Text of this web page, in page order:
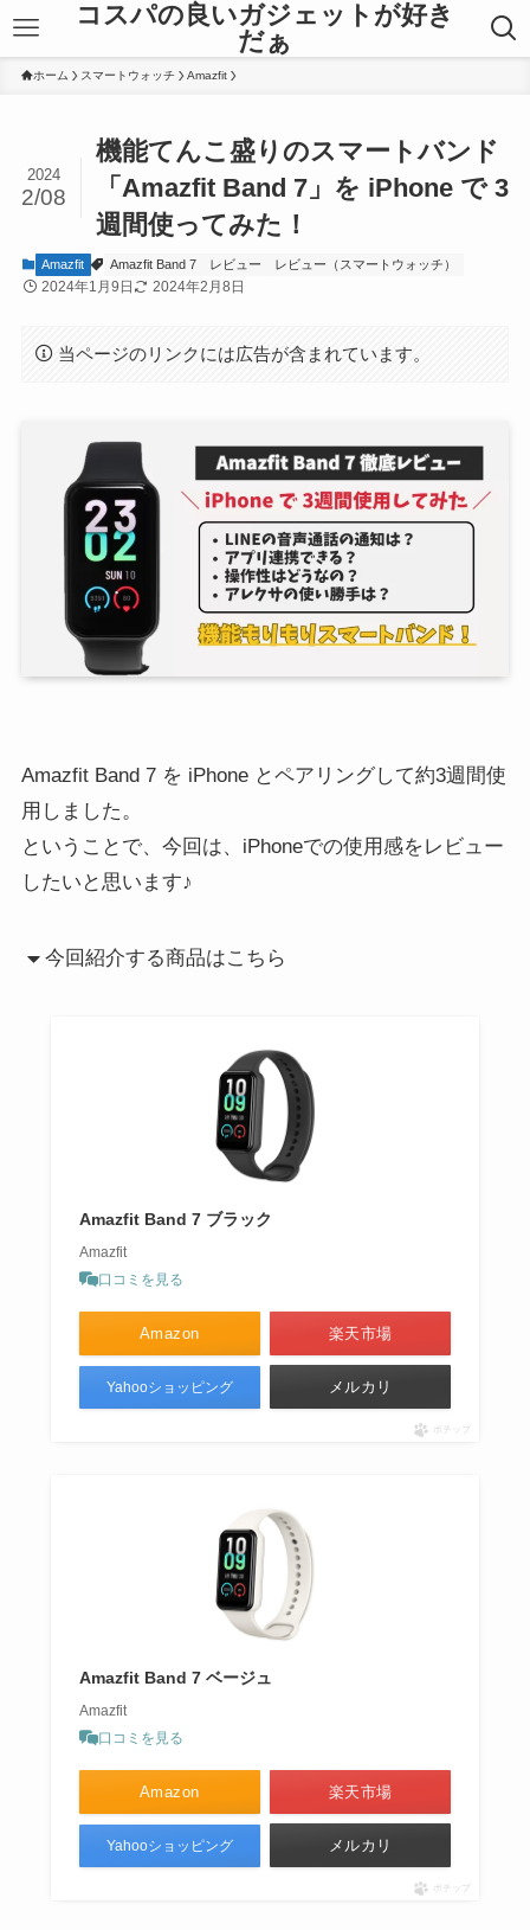
コスパの良いガジェットが好き
だぁ
ホーム スマートウォッチ Amazfit
機能てんこ盛りのスマートバンド
「Amazfit Band 7」を iPhone で 3
週間使ってみた！
2024
2/08
Amazfit Amazfit Band 7 レビュー レビュー（スマートウォッチ）
2024年1月9日 2024年2月8日
当ページのリンクには広告が含まれています。
Amazfit Band 7 を iPhone とペアリングして約3週間使
用しました。
ということで、今回は、iPhoneでの使用感をレビュー
したいと思います♪
今回紹介する商品はこちら
Amazfit Band 7 ブラック
Amazfit
口コミを見る
Amazon 楽天市場
Yahooショッピング メルカリ
ポチップ
Amazfit Band 7 ベージュ
Amazfit
口コミを見る
Amazon 楽天市場
Yahooショッピング メルカリ
ポチップ